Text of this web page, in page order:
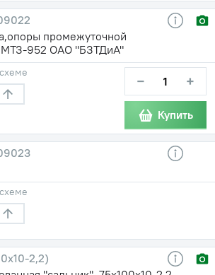
промежуточной
952 ОАО "БЗТДиА"
− +
Купить
2,2)